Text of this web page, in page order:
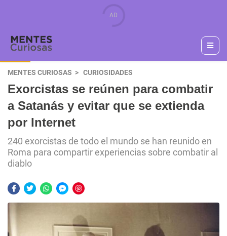
MENTES CURIOSAS CURIOSIDADES
Exorcistas se reúnen para combatir
a Satanás y evitar que se extienda
por Internet
240 exorcistas de todo el mundo se han reunido en
Roma para compartir experiencias sobre combatir al
diablo